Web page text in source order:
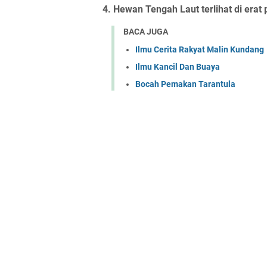
4. Hewan Tengah Laut terlihat di erat
BACA JUGA
Ilmu Cerita Rakyat Malin Kundang
Ilmu Kancil Dan Buaya
Bocah Pemakan Tarantula